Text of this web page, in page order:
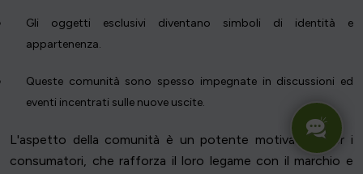
Gli oggetti esclusivi diventano simboli di identità e
appartenenza.
Queste comunità sono spesso impegnate in discussioni ed
eventi incentrati sulle nuove uscite.
L'aspetto della comunità è un potente motivatore per i
consumatori, che rafforza il loro legame con il marchio e